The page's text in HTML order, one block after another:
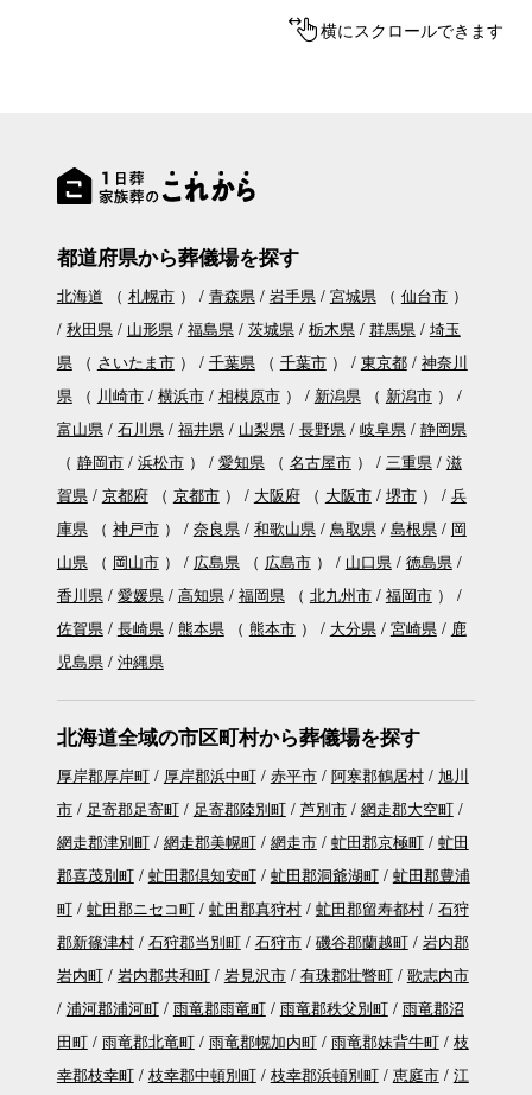
横にスクロールできます
都道府県から葬儀場を探す
北海道 （ 札幌市） 青森県 岩手県 宮城県（ 仙台市）
秋田県
山形県 福島県 茨城県 栃木県 群馬県
埼玉
県（ さいたま市） 千葉県（ 千葉市） 東京都
神奈川
県（ 川崎市 横浜市 相模原市） 新潟県（ 新潟市）
富山県
石川県 福井県 山梨県 長野県 岐阜県
静岡県
（ 静岡市 浜松市） 愛知県（ 名古屋市） 三重県
滋
賀県
京都府（ 京都市） 大阪府（ 大阪市 堺市）
兵
庫県（ 神戸市） 奈良県 和歌山県 鳥取県 島根県
岡
山県（ 岡山市） 広島県（ 広島市） 山口県
徳島県
香川県
愛媛県 高知県 福岡県（ 北九州市 福岡市）
佐賀県
長崎県 熊本県（ 熊本市） 大分県 宮崎県
鹿
児島県
沖縄県
北海道全域の市区町村から葬儀場を探す
厚岸郡厚岸町 厚岸郡浜中町 赤平市 阿寒郡鶴居村
旭川
市
足寄郡足寄町 足寄郡陸別町 芦別市
網走郡大空町
網走郡津別町
網走郡美幌町 網走市 虻田郡京極町
虻田
郡喜茂別町
虻田郡倶知安町 虻田郡洞爺湖町
虻田郡豊浦
町
虻田郡ニセコ町 虻田郡真狩村 虻田郡留寿都村
石狩
郡新篠津村
石狩郡当別町 石狩市 磯谷郡蘭越町
岩内郡
岩内町
岩内郡共和町 岩見沢市 有珠郡壮瞥町
歌志内市
浦河郡浦河町
雨竜郡雨竜町 雨竜郡秩父別町
雨竜郡沼
田町
雨竜郡北竜町 雨竜郡幌加内町 雨竜郡妹背牛町
枝
幸郡枝幸町
枝幸郡中頓別町 枝幸郡浜頓別町 恵庭市
江